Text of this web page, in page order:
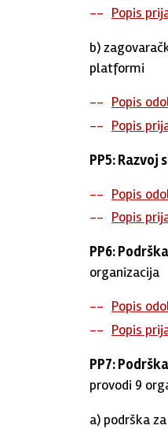
Popis
b)
platformi
Popis
Popis
PP5:
Popis
Popis
PP6:
organizacija
Popis
Popis
PP7:
provodi 9
a) podrška